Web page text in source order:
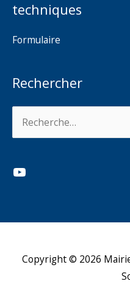
techniques
Formulaire
Rechercher
YouTube
Copyright © 2026